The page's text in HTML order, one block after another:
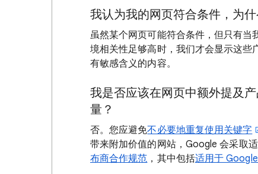
我认为我的网页符合条件，为
虽然某个网页可能符合条件，但只有
境相关性足够高时，我们才会显示这
有敏感含义的内容。
我是否应该在网页中额外提及
量？
否。您应避免不必要地重复使用关键字
带来附加价值的网站，Google 会采取
布商合作规范 ，其中包括适用于